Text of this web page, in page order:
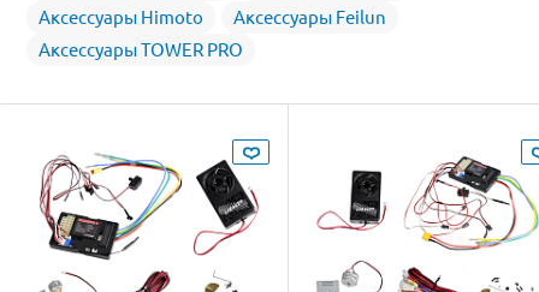
Аксессуары Himoto
Аксессуары Feilun
Аксессуары TOWER PRO